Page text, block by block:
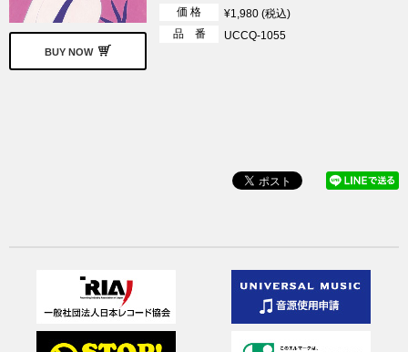
BUY NOW
価 格
¥1,980 (税込)
品 番
UCCQ-1055